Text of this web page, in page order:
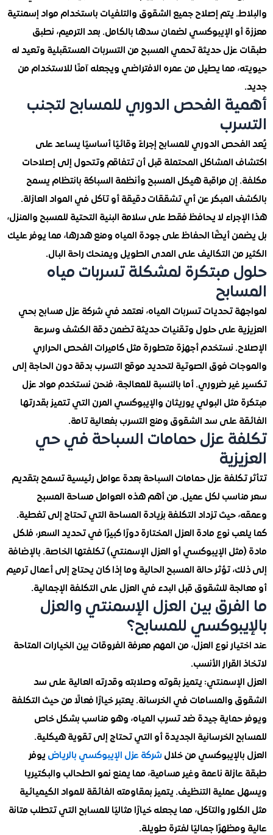
يتم إصلاح جميع الشقوق والتلفيات باستخدام مواد إسمنتية
الإيبوكسي لضمان سدها بالكامل. بعد الترميم، نطبق
حديثة تحمي المسبح من التسربات المستقبلية وتعيد له
مما يطيل من عمره الافتراضي ويجعله آمنًا للاستخدام من
الفحص الدوري للمسابح لتجنب
الدوري للمسابح إجراءً وقائيًا أساسيًا يساعد على
المشاكل المحتملة قبل أن تتفاقم وتتحول إلى إصلاحات
إن مراقبة هيكل المسبح وأنظمة السباكة بانتظام يسمح
المبكر عن أي تشققات دقيقة أو تآكل في المواد العازلة.
لا يحافظ فقط على سلامة البنية التحتية للمسبح والمنزل،
أيضًا الحفاظ على جودة المياه ومنع هدرها، مما يوفر عليك
من التكاليف على المدى الطويل ويمنحك راحة البال.
مبتكرة لمشكلة تسربات مياه
تحديات تسربات المياه، نعتمد في شركة عزل مسابح بحي
على حلول وتقنيات حديثة تضمن دقة الكشف وسرعة
نستخدم أجهزة متطورة مثل كاميرات الفحص الحراري
فوق الصوتية لتحديد موقع التسرب بدقة دون الحاجة إلى
ضروري. أما بالنسبة للمعالجة، فنحن نستخدم مواد عزل
مثل البولي يوريثان والإيبوكسي المرن التي تتميز بقدرتها
على سد الشقوق ومنع التسرب بفعالية تامة.
عزل حمامات السباحة في حي
عزل حمامات السباحة بعدة عوامل رئيسية تسمح بتقديم
لكل عميل. من أهم هذه العوامل مساحة المسبح
حيث تزداد التكلفة بزيادة المساحة التي تحتاج إلى تغطية.
نوع مادة العزل المختارة دورًا كبيرًا في تحديد السعر، فلكل
الإيبوكسي أو العزل الإسمنتي) تكلفتها الخاصة. بالإضافة
تؤثر حالة المسبح الحالية وما إذا كان يحتاج إلى أعمال ترميم
للشقوق قبل البدء في العزل على التكلفة الإجمالية.
بين العزل الإسمنتي والعزل
للمسابح؟
نوع العزل، من المهم معرفة الفروقات بين الخيارات المتاحة
الأنسب.
يتميز بقوته وصلابته وقدرته العالية على سد
والمسامات في الخرسانة. يعتبر خيارًا فعالًا من حيث التكلفة
حماية جيدة ضد تسرب المياه، وهو مناسب بشكل خاص
الخرسانية الجديدة أو التي تحتاج إلى تقوية هيكلية.
من خلالشركة عزل الإيبوكسي بالرياض يوفر
ناعمة وغير مسامية، مما يمنع نمو الطحالب والبكتيريا
التنظيف. يتميز بمقاومته الفائقة للمواد الكيميائية
والتآكل، مما يجعله خيارًا مثاليًا للمسابح التي تتطلب متانة
جماليًا لفترة طويلة.